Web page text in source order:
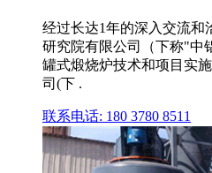
经过长达1年的深入交流和
研究院有限公司（下称"中
罐式煅烧炉技术和项目实
司(下 .
联系电话: 180 3780 8511